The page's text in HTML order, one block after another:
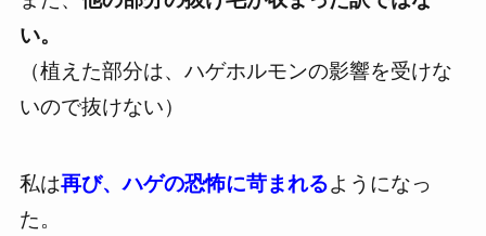
い。
（植えた部分は、ハゲホルモンの影響を受けな
いので抜けない）
私は再び、ハゲの恐怖に苛まれるようになっ
た。